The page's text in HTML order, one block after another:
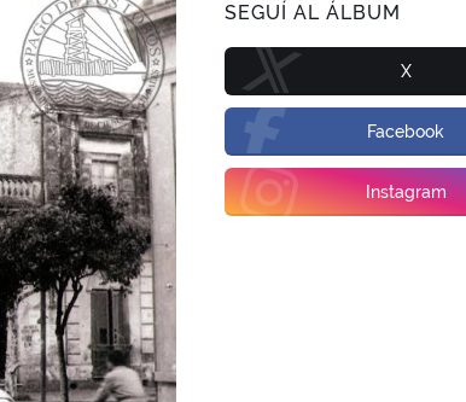
SEGUÍ AL ÁLBUM
X
Facebook
Instagram